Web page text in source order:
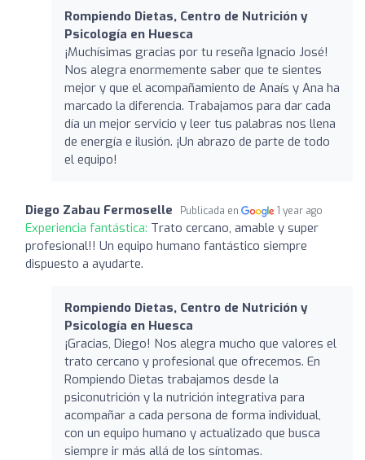
Rompiendo Dietas, Centro de Nutrición y
Psicología en Huesca
¡Muchísimas gracias por tu reseña Ignacio José!
Nos alegra enormemente saber que te sientes
mejor y que el acompañamiento de Anaís y Ana ha
marcado la diferencia. Trabajamos para dar cada
día un mejor servicio y leer tus palabras nos llena
de energía e ilusión. ¡Un abrazo de parte de todo
el equipo!
Diego Zabau Fermoselle Publicada en 1 year ago
Experiencia fantástica: Trato cercano, amable y super
profesional!! Un equipo humano fantástico siempre
dispuesto a ayudarte.
Rompiendo Dietas, Centro de Nutrición y
Psicología en Huesca
¡Gracias, Diego! Nos alegra mucho que valores el
trato cercano y profesional que ofrecemos. En
Rompiendo Dietas trabajamos desde la
psiconutrición y la nutrición integrativa para
acompañar a cada persona de forma individual,
con un equipo humano y actualizado que busca
siempre ir más allá de los síntomas.